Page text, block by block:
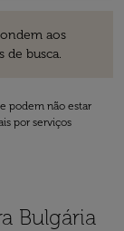
aos
de busca.
podem não estar
por serviços
Bulgária